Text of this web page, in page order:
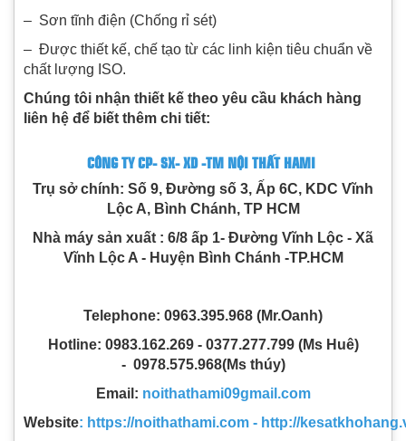
– Sơn tĩnh điện (Chống rỉ sét)
– Được thiết kế, chế tạo từ các linh kiện tiêu chuẩn về
chất lượng ISO.
Chúng tôi nhận thiết kế theo yêu cầu khách hàng
liên hệ để biết thêm chi tiết:
CÔNG TY CP- SX- XD -TM NỘI THẤT HAMI
Trụ sở chính: Số 9, Đường số 3, Ấp 6C, KDC Vĩnh
Lộc A, Bình Chánh, TP HCM
Nhà máy sản xuất : 6/8 ấp 1- Đường Vĩnh Lộc - Xã
Vĩnh Lộc A - Huyện Bình Chánh -TP.HCM
Telephone: 0963.395.968 (Mr.Oanh)
Hotline: 0983.162.269 - 0377.277.799 (Ms Huê)
- 0978.575.968(Ms thúy)
Email: noithathami09gmail.com
Website: https://noithathami.com - http://